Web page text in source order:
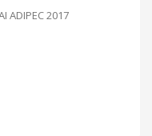
ADIPEC 2017